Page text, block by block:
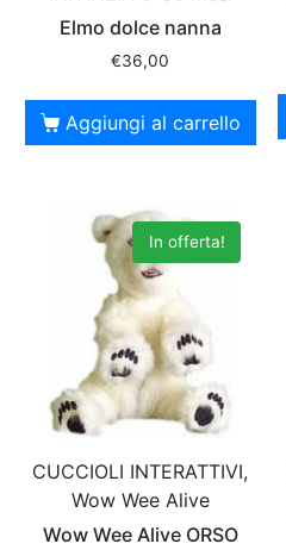
Elmo dolce nanna
€36,00
Aggiungi al carrello
In offerta!
CUCCIOLI INTERATTIVI,
Wow Wee Alive
Wow Wee Alive ORSO